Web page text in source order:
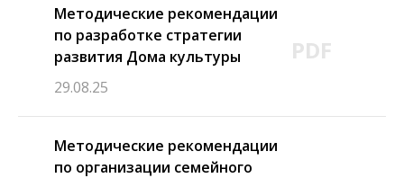
Методические рекомендации
по разработке стратегии
развития Дома культуры
29.08.25
PDF
Методические рекомендации
по организации семейного